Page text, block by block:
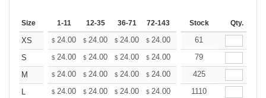
Size 1-11 12-35 36-71 72-143 144-287 288 + More
Stock Qty.
XS $ 24.00 $ 24.00 $ 24.00 $ 24.00 24.00
61
S
$ 24.00 $ 24.00 $ 24.00 $ 24.00 24.00
79
M
$ 24.00 $ 24.00 $ 24.00 $ 24.00 24.00
425
L
$ 24.00 $ 24.00 $ 24.00 $ 24.00 24.00
1110